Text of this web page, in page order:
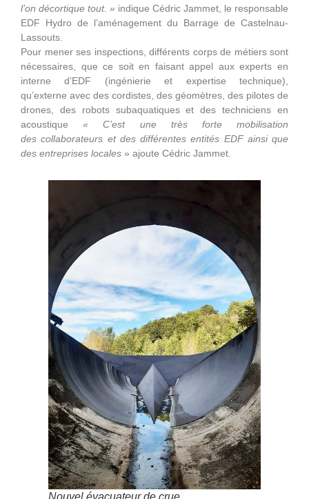
l’on décortique tout. » indique Cédric Jammet, le responsable
EDF Hydro de l’aménagement du Barrage de Castelnau-
Lassouts.
Pour mener ses inspections, différents corps de métiers sont
nécessaires, que ce soit en faisant appel aux experts en
interne d’EDF (ingénierie et expertise technique),
qu’externe avec des cordistes, des géomètres, des pilotes de
drones, des robots subaquatiques et des techniciens en
acoustique« C’est une très forte mobilisation
des collaborateurs et des différentes entités EDF ainsi que
des entreprises locales » ajoute Cédric Jammet.
Nouvel évacuateur de crue